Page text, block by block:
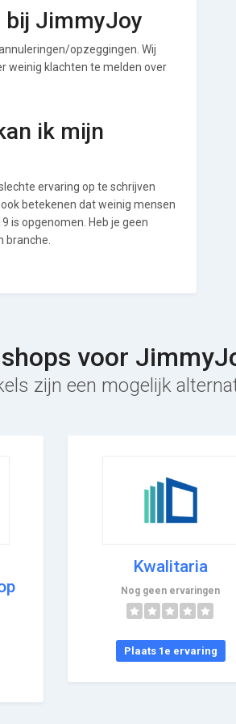
bij JimmyJoy
opzeggingen. Wij
weinig klachten te melden over
ik mijn
ervaring op te schrijven
betekenen dat weinig mensen
is opgenomen. Heb je geen
branche.
voor
zijn een mogelijk
Kwalitaria
Nog geen ervaringen
Plaats 1e ervaring